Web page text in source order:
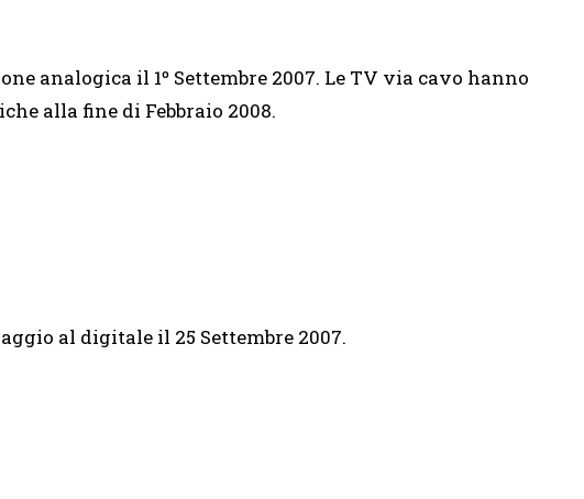
analogica il 1º Settembre 2007. Le TV via cavo hanno
alla fine di Febbraio 2008.
al digitale il 25 Settembre 2007.